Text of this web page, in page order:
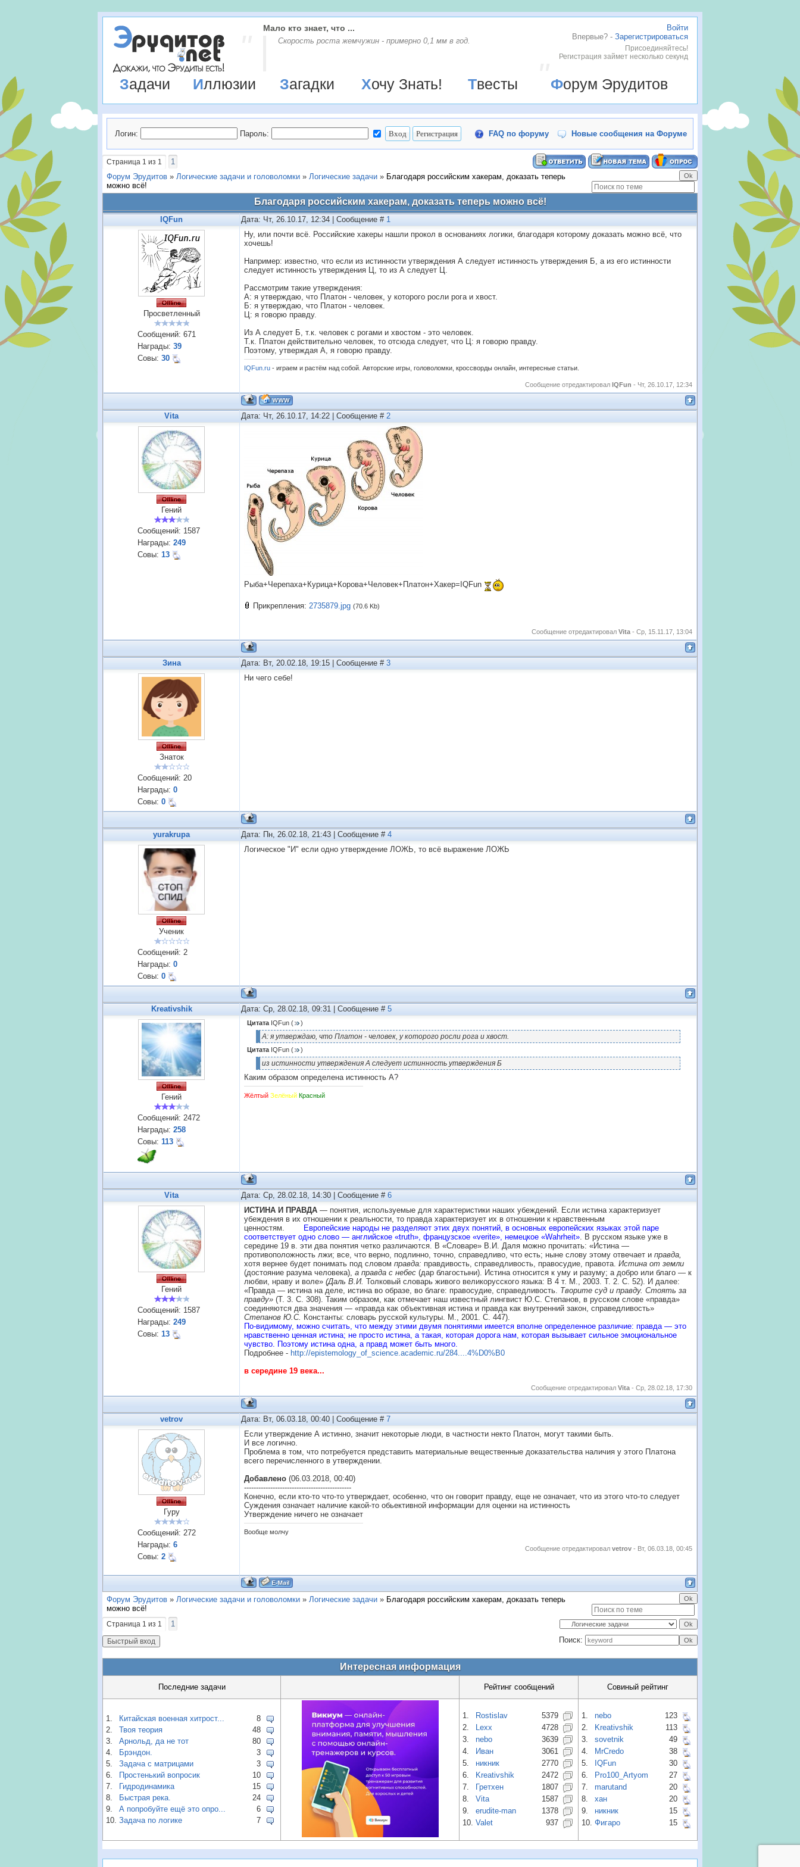
Войти
Впервые? - Зарегистрироваться
Присоединяйтесь!
Регистрация займет несколько секунд
Мало кто знает, что ...
Скорость роста жемчужин - примерно 0,1 мм в год.
Задачи Иллюзии Загадки Хочу Знать! Твесты Форум Эрудитов
Логин: Пароль: FAQ по форуму Новые сообщения на Форуме
Страница 1 из 1
1
Форум Эрудитов » Логические задачи и головоломки » Логические задачи » Благодаря российским хакерам, доказать теперь
можно всё!
Благодаря российским хакерам, доказать теперь можно всё!
IQFun Дата: Чт, 26.10.17, 12:34 | Сообщение # 1
Просветленный
Сообщений: 671
Награды: 39
Совы: 30
Ну, или почти всё. Российские хакеры нашли прокол в основаниях логики, благодаря которому доказать можно всё, что
хочешь!
Например: известно, что если из истинности утверждения А следует истинность утверждения Б, а из его истинности
следует истинность утверждения Ц, то из А следует Ц.
Рассмотрим такие утверждения:
А: я утверждаю, что Платон - человек, у которого росли рога и хвост.
Б: я утверждаю, что Платон - человек.
Ц: я говорю правду.
Из А следует Б, т.к. человек с рогами и хвостом - это человек.
Т.к. Платон действительно человек, то отсюда следует, что Ц: я говорю правду.
Поэтому, утверждая А, я говорю правду.
IQFun.ru - играем и растём над собой. Авторские игры, головоломки, кроссворды онлайн, интересные статьи.
Сообщение отредактировал IQFun - Чт, 26.10.17, 12:34
Vita Дата: Чт, 26.10.17, 14:22 | Сообщение # 2
Гений
Сообщений: 1587
Награды: 249
Совы: 13
Рыба+Черепаха+Курица+Корова+Человек+Платон+Хакер=IQFun
Прикрепления: 2735879.jpg (70.6 Kb)
Сообщение отредактировал Vita - Ср, 15.11.17, 13:04
Зина Дата: Вт, 20.02.18, 19:15 | Сообщение # 3
Знаток
Сообщений: 20
Награды: 0
Совы: 0
Ни чего себе!
yurakrupa Дата: Пн, 26.02.18, 21:43 | Сообщение # 4
Ученик
Сообщений: 2
Награды: 0
Совы: 0
Логическое "И" если одно утверждение ЛОЖЬ, то всё выражение ЛОЖЬ
Kreativshik Дата: Ср, 28.02.18, 09:31 | Сообщение # 5
Гений
Сообщений: 2472
Награды: 258
Совы: 113
Цитата IQFun ( )
А: я утверждаю, что Платон - человек, у которого росли рога и хвост.
Цитата IQFun ( )
из истинности утверждения А следует истинность утверждения Б
Каким образом определена истинность А?
Жёлтый Зелёный Красный
Vita Дата: Ср, 28.02.18, 14:30 | Сообщение # 6
Гений
Сообщений: 1587
Награды: 249
Совы: 13
ИСТИНА И ПРАВДА — понятия, используемые для характеристики наших убеждений. Если истина характеризует
убеждения в их отношении к реальности, то правда характеризует их в отношении к нравственным
ценностям.
Европейские народы не разделяют этих двух понятий, в основных европейских языках этой паре
соответствует одно слово — английское «truth», французское «verite», немецкое «Wahrheit». В русском языке уже в
середине 19 в. эти два понятия четко различаются. В «Словаре» В.И. Даля можно прочитать: «Истина —
противоположность лжи; все, что верно, подлинно, точно, справедливо, что есть; ныне слову этому отвечает и правда,
хотя вернее будет понимать под словом правда: правдивость, справедливость, правосудие, правота. Истина от земли
(достояние разума человека), а правда с небес (дар благостыни). Истина относится к уму и разуму; а добро или благо — к
любви, нраву и воле» (Даль В.И. Толковый словарь живого великорусского языка: В 4 т. М., 2003. Т. 2. С. 52). И далее:
«Правда — истина на деле, истина во образе, во благе: правосудие, справедливость. Творите суд и правду. Стоять за
правду» (Т. 3. С. 308). Таким образом, как отмечает наш известный лингвист Ю.С. Степанов, в русском слове «правда»
соединяются два значения — «правда как объективная истина и правда как внутренний закон, справедливость»
Степанов Ю.С. Константы: словарь русской культуры. М., 2001. С. 447).
По-видимому, можно считать, что между этими двумя понятиями имеется вполне определенное различие: правда — это
нравственно ценная истина; не просто истина, а такая, которая дорога нам, которая вызывает сильное эмоциональное
чувство. Поэтому истина одна, а правд может быть много.
Подробнее - http://epistemology_of_science.academic.ru/284....4%D0%B0
в середине 19 века...
Сообщение отредактировал Vita - Ср, 28.02.18, 17:30
vetrov Дата: Вт, 06.03.18, 00:40 | Сообщение # 7
Гуру
Сообщений: 272
Награды: 6
Совы: 2
Если утверждение А истинно, значит некоторые люди, в частности некто Платон, могут такими быть.
И все логично.
Проблема в том, что потребуется представить материальные вещественные доказательства наличия у этого Платона
всего перечисленного в утверждении.
Добавлено (06.03.2018, 00:40)
---------------------------------------------
Конечно, если кто-то что-то утверждает, особенно, что он говорит правду, еще не означает, что из этого что-то следует
Суждения означает наличие какой-то обьективной информации для оценки на истинность
Утверждение ничего не означает
Вообще молчу
Сообщение отредактировал vetrov - Вт, 06.03.18, 00:45
Форум Эрудитов » Логические задачи и головоломки » Логические задачи » Благодаря российским хакерам, доказать теперь
можно всё!
Страница 1 из 1
1
Поиск:
Интересная информация
Последние задачи Рейтинг сообщений Совиный рейтинг
1. Китайская военная хитрост...
8
2.
Твоя теория
48
3.
Арнольд, да не тот
80
4.
Брэндон.
3
5.
Задача с матрицами
3
6.
Простенький вопросик
10
7.
Гидродинамика
15
8.
Быстрая река.
24
9.
А попробуйте ещё это опро...
6
10. Задача по логике 7
1. Rostislav
5379
2.
Lexx
4728
3.
nebo
3639
4.
Иван
3061
5.
никник
2770
6.
Kreativshik
2472
7.
Гретхен
1807
8.
Vita
1587
9.
erudite-man
1378
10. Valet 937
1. nebo
123
2.
Kreativshik
113
3.
sovetnik
49
4.
MrCredo
38
5.
IQFun
30
6.
Pro100_Artyom
27
7.
marutand
20
8.
хан
20
9.
никник
15
10. Фигаро 15